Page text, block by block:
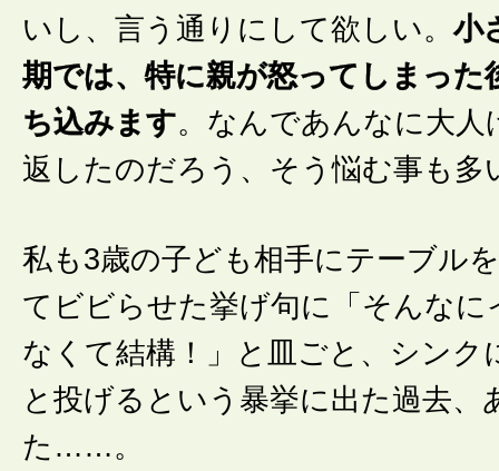
いし、言う通りにして欲しい。小
期では、特に親が怒ってしまった
ち込みます。なんであんなに大人
返したのだろう、そう悩む事も多
私も3歳の子ども相手にテーブル
てビビらせた挙げ句に「そんなに
なくて結構！」と皿ごと、シンク
と投げるという暴挙に出た過去、
た……。